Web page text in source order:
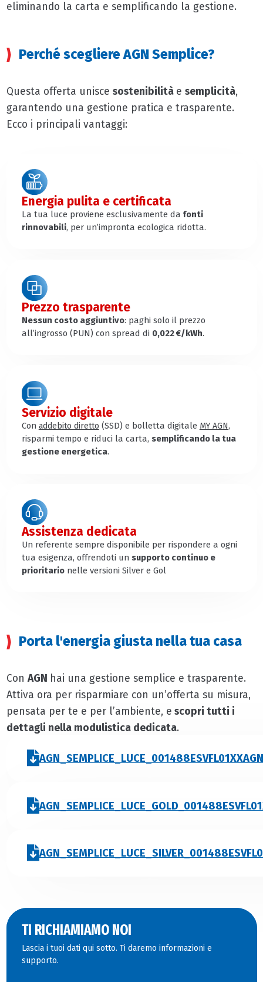
eliminando la carta e semplificando la gestione.
Perché scegliere AGN Semplice?
Questa offerta unisce sostenibilità e semplicità,
garantendo una gestione pratica e trasparente.
Ecco i principali vantaggi:
Energia pulita e certificata
La tua luce proviene esclusivamente da fonti
rinnovabili, per un’impronta ecologica ridotta.
Prezzo trasparente
Nessun costo aggiuntivo: paghi solo il prezzo
all’ingrosso (PUN) con spread di 0,022 €/kWh.
Servizio digitale
Con addebito diretto (SSD) e bolletta digitale MY AGN,
risparmi tempo e riduci la carta, semplificando la tua
gestione energetica.
Assistenza dedicata
Un referente sempre disponibile per rispondere a ogni
tua esigenza, offrendoti un supporto continuo e
prioritarionelle versioni Silver e Gol
Porta l'energia giusta nella tua casa
Con AGN hai una gestione semplice e trasparente.
Attiva ora per risparmiare con un’offerta su misura,
pensata per te e per l’ambiente, e scopri tutti i
dettagli nella modulistica dedicata.
TI RICHIAMIAMO NOI
Lascia i tuoi dati qui sotto. Ti daremo informazioni e
supporto.